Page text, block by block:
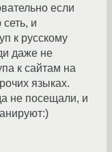
если
и
к русскому
даже не
к сайтам на
языках.
не посещали, и